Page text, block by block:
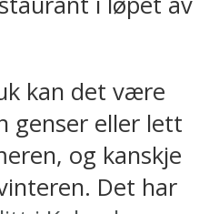
kan det være
genser eller lett
og kanskje
Det har